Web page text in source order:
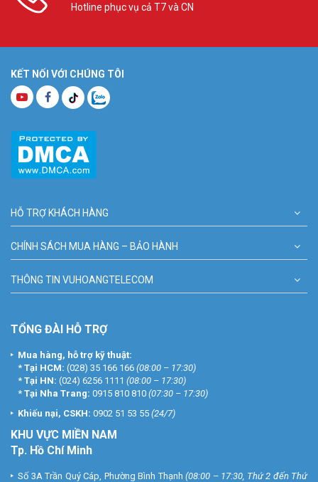
Hotline phục vụ cả T7 và CN
KẾT NỐI VỚI CHÚNG TÔI
HỖ TRỢ KHÁCH HÀNG
CHÍNH SÁCH MUA HÀNG – BẢO HÀNH
THÔNG TIN VUHOANGTELECOM
TỔNG ĐÀI HỖ TRỢ
Mua hàng, hỗ trợ kỹ thuật:
* Tại HCM: (028) 35 166 166 (08:00 – 17:30)
* Tại HN: (024) 6256 1111 (08:00 – 17:30)
* Tại Nha Trang: 0915 810 810 (07:30 – 17:30)
Khiếu nại, CSKH: 0902 51 53 55 (24/7)
KHU VỰC MIỀN NAM
Tp. Hồ Chí Minh
Số 3A Trần Quý Cáp, Phường Bình Thạnh (08:00 – 17:30, Thứ 2 đến Thứ